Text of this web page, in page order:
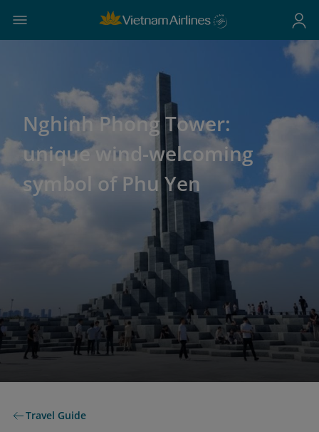
Nghinh Phong Tower:
unique wind-welcoming
symbol of Phu Yen
Travel Guide